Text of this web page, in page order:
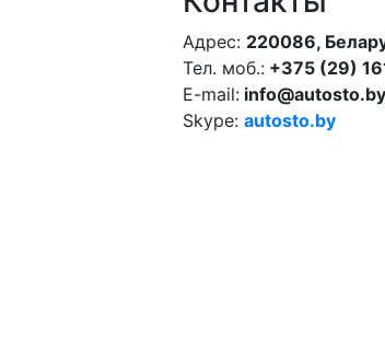
Адрес: 220086,
Тел. моб.: +375 (29)
E-mail: info@autosto.by
Skype: autosto.by